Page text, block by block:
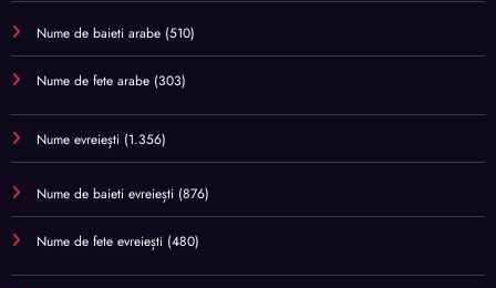
Nume de baieti arabe (510)
Nume de fete arabe (303)
Nume evreiești (1.356)
Nume de baieti evreiești (876)
Nume de fete evreiești (480)